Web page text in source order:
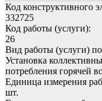
Код конструктивного
332725
Код работы (услуги):
26
Вид работы (услуги)
Установка
потребления горячей
Единица измерения
шт.